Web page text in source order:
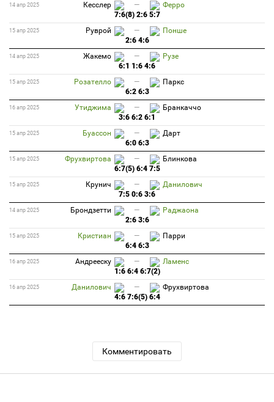
14 апр 2025 Кесслер —
Ферро
7:6(8) 2:6 5:7
15 апр 2025 Руврой —
Понше
2:6 4:6
14 апр 2025 Жакемо —
Рузе
6:1 1:6 4:6
15 апр 2025 Розателло —
Паркс
6:2 6:3
16 апр 2025 Утиджима —
Бранкаччо
3:6 6:2 6:1
15 апр 2025 Буассон —
Дарт
6:0 6:3
15 апр 2025 Фрухвиртова —
Блинкова
6:7(5) 6:4 7:5
15 апр 2025 Крунич —
Данилович
7:5 0:6 3:6
14 апр 2025 Брондзетти —
Раджаона
2:6 3:6
15 апр 2025 Кристиан —
Парри
6:4 6:3
16 апр 2025 Андрееску —
Ламенс
1:6 6:4 6:7(2)
16 апр 2025 Данилович —
Фрухвиртова
4:6 7:6(5) 6:4
Комментировать